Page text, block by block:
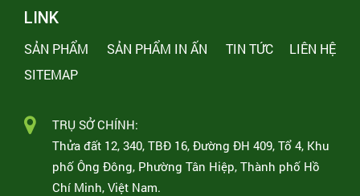
LINK
SẢN PHẨM SẢN PHẨM IN ẤN TIN TỨC
LIÊN HỆ
SITEMAP
TRỤ SỞ CHÍNH:
Thửa đất 12, 340, TBĐ 16, Đường ĐH 409, Tổ 4, Khu
phố Ông Đông, Phường Tân Hiệp, Thành phố Hồ
Chí Minh, Việt Nam.